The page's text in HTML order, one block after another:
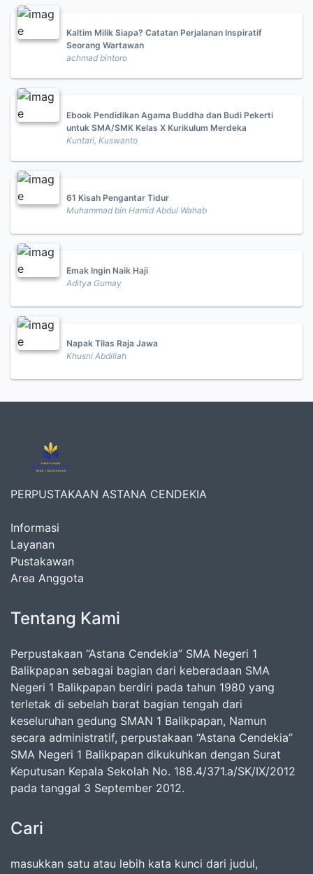
Kaltim Milik Siapa? Catatan Perjalanan Inspiratif
Seorang Wartawan
achmad bintoro
Ebook Pendidikan Agama Buddha dan Budi Pekerti
untuk SMA/SMK Kelas X Kurikulum Merdeka
Kuntari, Kuswanto
61 Kisah Pengantar Tidur
Muhammad bin Hamid Abdul Wahab
Emak Ingin Naik Haji
Aditya Gumay
Napak Tilas Raja Jawa
Khusni Abdillah
PERPUSTAKAAN ASTANA CENDEKIA
Informasi
Layanan
Pustakawan
Area Anggota
Tentang Kami
Perpustakaan “Astana Cendekia” SMA Negeri 1
Balikpapan sebagai bagian dari keberadaan SMA
Negeri 1 Balikpapan berdiri pada tahun 1980 yang
terletak di sebelah barat bagian tengah dari
keseluruhan gedung SMAN 1 Balikpapan, Namun
secara administratif, perpustakaan “Astana Cendekia”
SMA Negeri 1 Balikpapan dikukuhkan dengan Surat
Keputusan Kepala Sekolah No. 188.4/371.a/SK/IX/2012
pada tanggal 3 September 2012.
Cari
masukkan satu atau lebih kata kunci dari judul,